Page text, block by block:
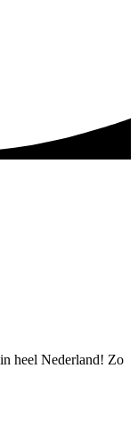
heel Nederland! Zo